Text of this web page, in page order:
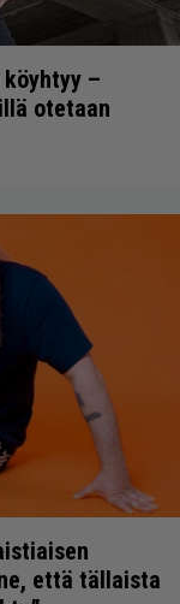
–
otetaan
että tällaista